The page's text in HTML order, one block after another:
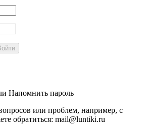
Напомнить пароль
или проблем, например, с
обратиться: mail@luntiki.ru